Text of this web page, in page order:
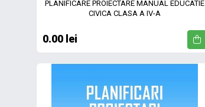
PLANIFICARE PROIECTARE MANUAL EDUCATIE
CIVICA CLASA A IV-A
0.00 lei